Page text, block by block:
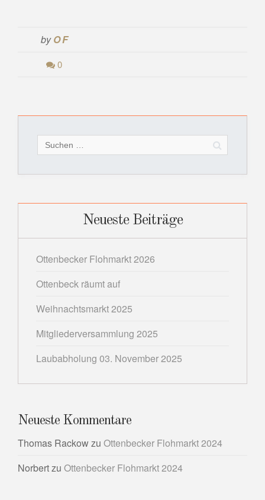
byOF
0
nach:
Neueste Beiträge
Ottenbecker Flohmarkt 2026
Ottenbeck räumt auf
Weihnachtsmarkt 2025
Mitgliederversammlung 2025
Laubabholung 03. November 2025
Neueste Kommentare
Thomas Rackowzu Ottenbecker Flohmarkt 2024
Norbertzu Ottenbecker Flohmarkt 2024